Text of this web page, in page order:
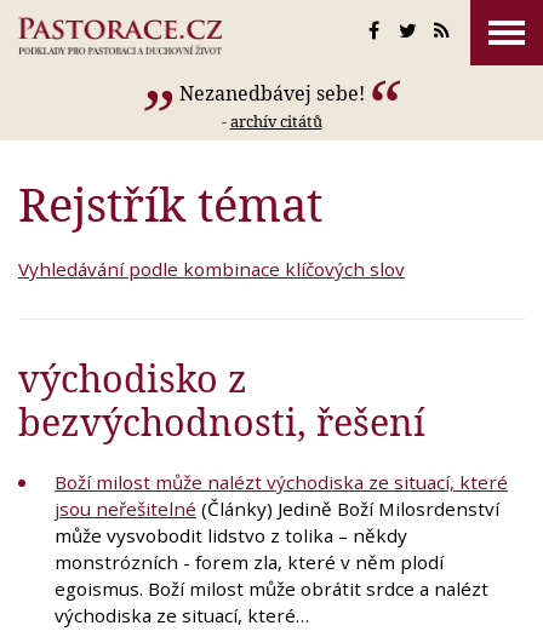
Nezanedbávej sebe!
-archív citátů
Rejstřík témat
Vyhledávání podle kombinace klíčových slov
východisko z
bezvýchodnosti, řešení
Boží milost může nalézt východiska ze situací, které
jsou neřešitelné (Články) Jedině Boží Milosrdenství
může vysvobodit lidstvo z tolika – někdy
monstrózních - forem zla, které v něm plodí
egoismus. Boží milost může obrátit srdce a nalézt
východiska ze situací, které…